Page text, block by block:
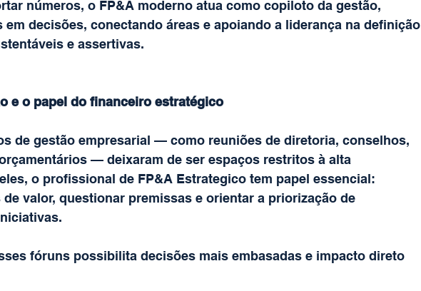
números, o FP&A moderno atua como copiloto da gestão,
em decisões, conectando áreas e apoiando a liderança na definição
e assertivas.
e o papel do financeiro estratégico
de gestão empresarial — como reuniões de diretoria, conselhos,
— deixaram de ser espaços restritos à alta
o profissional de FP&A Estrategico tem papel essencial:
valor, questionar premissas e orientar a priorização de
fóruns possibilita decisões mais embasadas e impacto direto